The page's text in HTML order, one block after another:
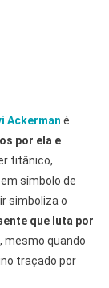
Ackerman é
por ela e
titânico,
símbolo de
simboliza o
que luta por
mesmo quando
traçado por